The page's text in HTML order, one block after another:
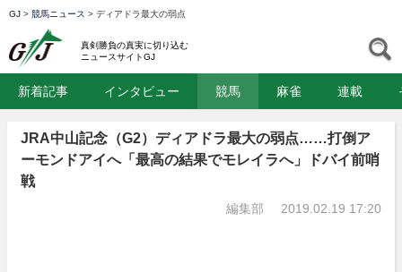
GJ > 競馬ニュース > ディアドラ最大の弱点
真剣勝負の真実に切り込む
ニュースサイトGJ
新着記事 インタビュー 競馬 麻雀 連載
JRA中山記念（G2）ディアドラ最大の弱点……打倒ア
ーモンドアイへ「最高の結果でモレイラへ」ドバイ前哨
戦
編集部 2019.02.19 17:20